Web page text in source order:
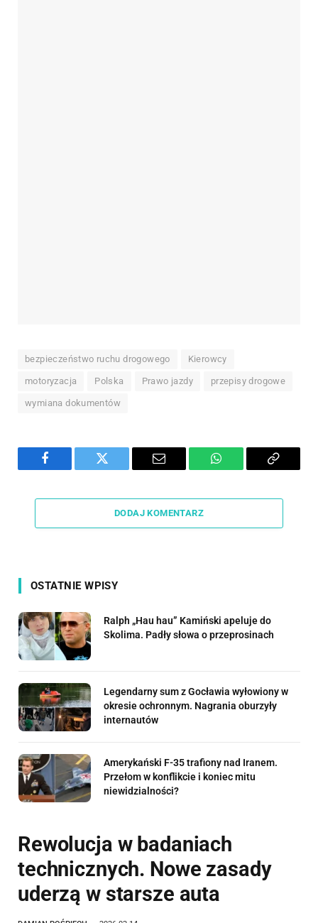
bezpieczeństwo ruchu drogowego Kierowcy
motoryzacja Polska Prawo jazdy przepisy drogowe
wymiana dokumentów
Facebook Twitter Email WhatsAppCopy
DODAJ KOMENTARZ
OSTATNIE WPISY
Ralph „Hau hau” Kamiński apeluje do
Skolima. Padły słowa o przeprosinach
Legendarny sum z Gocławia wyłowiony w
okresie ochronnym. Nagrania oburzyły
internautów
Amerykański F-35 trafiony nad Iranem.
Przełom w konflikcie i koniec mitu
niewidzialności?
Rewolucja w badaniach
technicznych. Nowe zasady
uderzą w starsze auta